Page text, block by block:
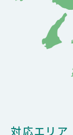
対応エリア